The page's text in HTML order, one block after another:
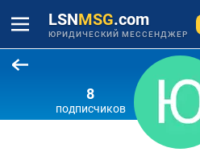
LSNMSG.com
ЮРИДИЧЕСКИЙ МЕССЕНДЖЕР
8
подписчиков